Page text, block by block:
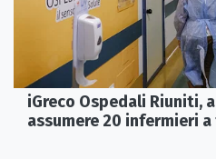
iGreco Ospedali Riuniti,
assumere 20 infermieri